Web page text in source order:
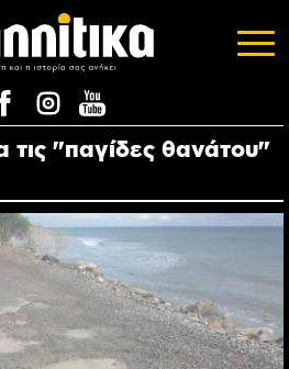
τις "παγίδες θανάτου"